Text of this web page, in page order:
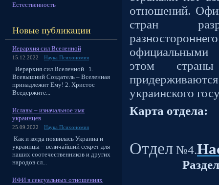
Естественность
Иерархия сил Вселенной
15.12.2022 Наука Психономия
Иерархия сил Вселенной 1.
Всевышний Создатель – Вселенная
принадлежит Ему! 2. Христос
Вседержите...
Иславы – изначальное имя
украинцев
25.09.2022 Наука Психономия
Как и когда появилась Украина и
украинцы – величайший секрет для
наших соотечественников и других
народов сл...
ИФИ в сексуальных отношениях
отношений.
стран
этом
украинского
Карта отдела:
Отдел №4.
Раздел